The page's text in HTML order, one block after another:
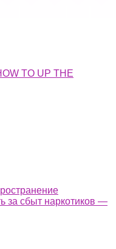
TO UP THE
за сбыт наркотиков —